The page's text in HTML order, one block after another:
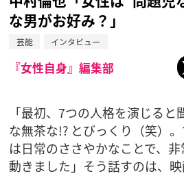
な男がお好み？」
芸能 インタビュー
『女性自身』編集部
「最初、7つの人格を演じる
な無茶な!? とびっくり（笑）
は日常のささやかなことで、
動きました」そう話すのは、